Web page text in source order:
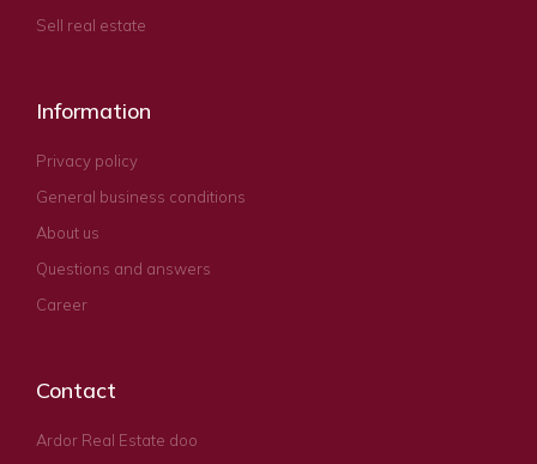
Sell real estate
Information
Privacy policy
General business conditions
About us
Questions and answers
Career
Contact
Ardor Real Estate doo